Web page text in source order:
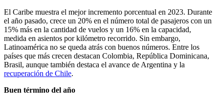
El Caribe muestra el mejor incremento porcentual en 2023. Durante
el año pasado, crece un 20% en el número total de pasajeros con un
15% más en la cantidad de vuelos y un 16% en la capacidad,
medida en asientos por kilómetro recorrido. Sin embargo,
Latinoamérica no se queda atrás con buenos números. Entre los
países que más crecen destacan Colombia, República Dominicana,
Brasil, aunque también destaca el avance de Argentina y la
recuperación de Chile.
Buen término del año